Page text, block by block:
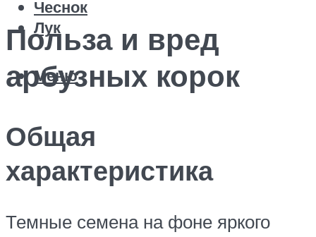
Чеснок
Лук
Меню
Польза и вред
арбузных корок
Общая
характеристика
Темные семена на фоне яркого